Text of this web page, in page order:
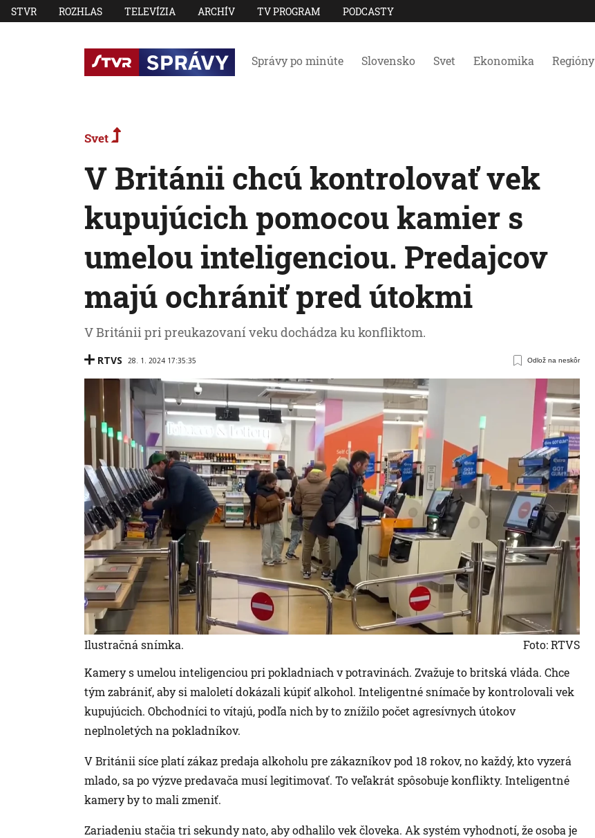
STVR ROZHLAS TELEVÍZIA ARCHÍV TV PROGRAM PODCASTY
Správy po minúte Slovensko Svet Ekonomika Regióny
Svet
V Británii chcú kontrolovať vek
kupujúcich pomocou kamier s
umelou inteligenciou. Predajcov
majú ochrániť pred útokmi
V Británii pri preukazovaní veku dochádza ku konfliktom.
RTVS 28. 1. 2024 17:35:35 Odlož na neskôr
Ilustračná snímka.
Foto: RTVS
Kamery s umelou inteligenciou pri pokladniach v potravinách. Zvažuje to britská vláda. Chce
tým zabrániť, aby si maloletí dokázali kúpiť alkohol. Inteligentné snímače by kontrolovali vek
kupujúcich. Obchodníci to vítajú, podľa nich by to znížilo počet agresívnych útokov
neplnoletých na pokladníkov.
V Británii síce platí zákaz predaja alkoholu pre zákazníkov pod 18 rokov, no každý, kto vyzerá
mlado, sa po výzve predavača musí legitimovať. To veľakrát spôsobuje konflikty. Inteligentné
kamery by to mali zmeniť.
Zariadeniu stačia tri sekundy nato, aby odhalilo vek človeka. Ak systém vyhodnotí, že osoba je